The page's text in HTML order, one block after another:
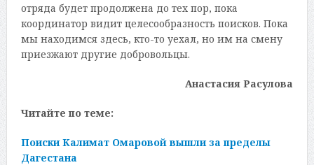
отряда будет продолжена до тех пор, пока
координатор видит целесообразность поисков. Пока
мы находимся здесь, кто-то уехал, но им на смену
приезжают другие добровольцы.
Анастасия Расулова
Читайте по теме:
Поиски Калимат Омаровой вышли за пределы
Дагестана